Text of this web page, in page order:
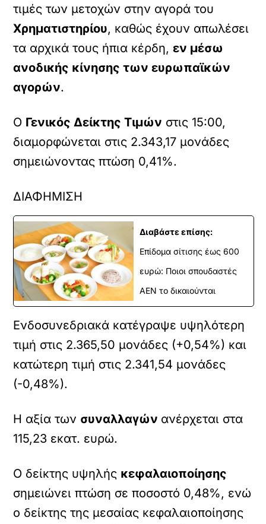
τιμές των μετοχών στην αγορά του
Χρηματιστηρίου, καθώς έχουν απωλέσει
τα αρχικά τους ήπια κέρδη,εν μέσω
ανοδικής κίνησης των ευρωπαϊκών
αγορών.
O Γενικός Δείκτης Τιμών στις 15:00,
διαμορφώνεται στις 2.343,17 μονάδες
σημειώνοντας πτώση 0,41%.
ΔΙΑΦΗΜΙΣΗ
Διαβάστε επίσης:
Επίδομα σίτισης έως 600
ευρώ: Ποιοι σπουδαστές
ΑΕΝ το δικαιούνται
Ενδοσυνεδριακά κατέγραψε υψηλότερη
τιμή στις 2.365,50 μονάδες (+0,54%) και
κατώτερη τιμή στις 2.341,54 μονάδες
(-0,48%).
Η αξία των συναλλαγών ανέρχεται στα
115,23 εκατ. ευρώ.
Ο δείκτης υψηλής κεφαλαιοποίησης
σημειώνει πτώση σε ποσοστό 0,48%, ενώ
ο δείκτης της μεσαίας κεφαλαιοποίησης